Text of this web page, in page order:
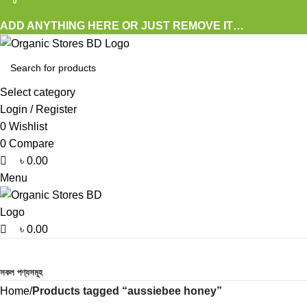
ADD ANYTHING HERE OR JUST REMOVE IT…
Select category
Login / Register
0 Wishlist
0 Compare
0
৳ 0.00
Menu
0
৳ 0.00
সকল পণ্যসমূহ
Home Products tagged “aussiebee honey”
0